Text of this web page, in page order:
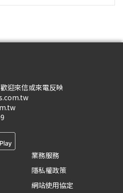
迎來信或來電反映
業務服務
隱私權政策
網站使用協定